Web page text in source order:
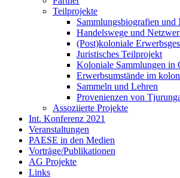
Teilprojekte
Sammlungsbiografien und
Handelswege und
(Post)koloniale
Juristisches Teilprojekt
Koloniale Sammlungen in
Erwerbsumstände im
Sammeln und Lehren
Provenienzen von
Assoziierte Projekte
Int. Konferenz 2021
Veranstaltungen
PAESE in den Medien
Vorträge/Publikationen
AG Projekte
Links